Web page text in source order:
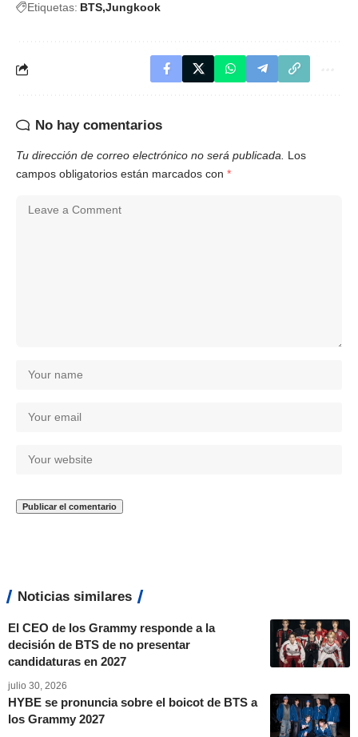
Etiquetas: BTS Jungkook
No hay comentarios
Tu dirección de correo electrónico no será publicada. Los
campos obligatorios están marcados con *
Noticias similares
El CEO de los Grammy responde a la
decisión de BTS de no presentar
candidaturas en 2027
julio 30, 2026
HYBE se pronuncia sobre el boicot de BTS a
los Grammy 2027